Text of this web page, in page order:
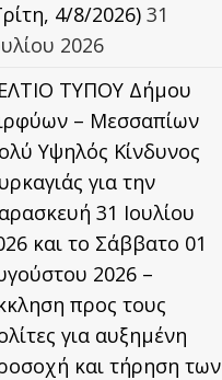
4/8/2026) 31
2026
ΤΥΠΟΥ Δήμου
– Μεσσαπίων
Υψηλός Κίνδυνος
για την
31 Ιουλίου
και το Σάββατο 01
2026 –
προς τους
για αυξημένη
και τήρηση των